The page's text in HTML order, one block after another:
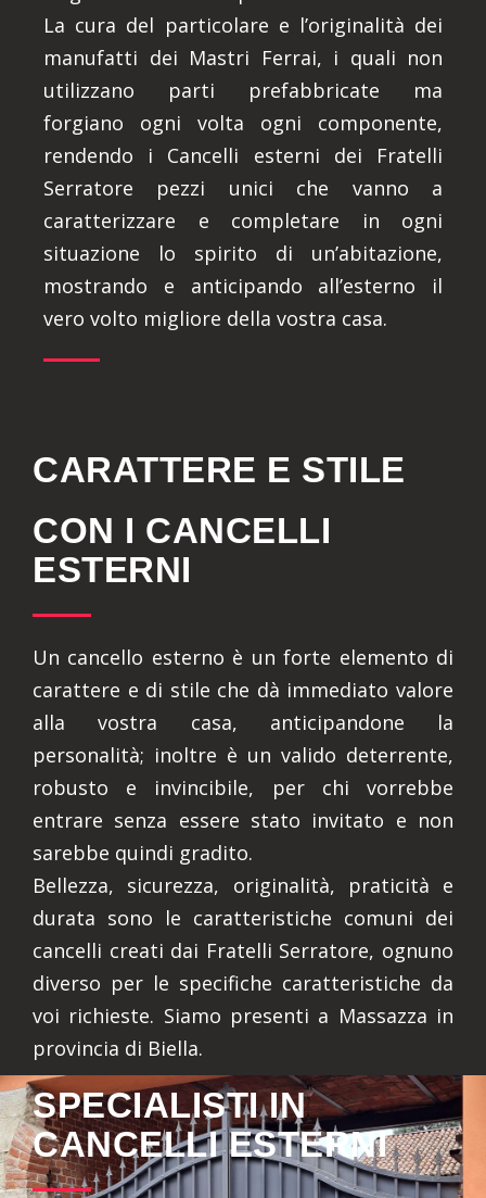
La cura del particolare e l’originalità dei
manufatti dei Mastri Ferrai, i quali non
utilizzano parti prefabbricate ma
forgiano ogni volta ogni componente,
rendendo i Cancelli esterni dei Fratelli
Serratore pezzi unici che vanno a
caratterizzare e completare in ogni
situazione lo spirito di un’abitazione,
mostrando e anticipando all’esterno il
vero volto migliore della vostra casa.
CARATTERE E STILE
CON I CANCELLI
ESTERNI
Un cancello esterno è un forte elemento di
carattere e di stile che dà immediato valore
alla vostra casa, anticipandone la
personalità; inoltre è un valido deterrente,
robusto e invincibile, per chi vorrebbe
entrare senza essere stato invitato e non
sarebbe quindi gradito.
Bellezza, sicurezza, originalità, praticità e
durata sono le caratteristiche comuni dei
cancelli creati dai Fratelli Serratore, ognuno
diverso per le specifiche caratteristiche da
voi richieste. Siamo presenti a Massazza in
provincia di Biella.
SPECIALISTI IN
CANCELLI ESTERNI